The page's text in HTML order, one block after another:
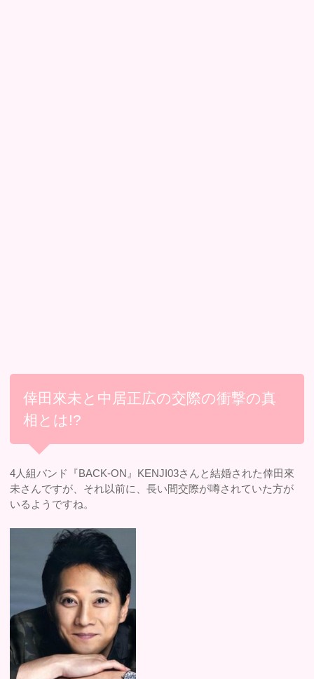
倖田來未と中居正広の交際の衝撃の真
相とは!?
4人組バンド『BACK-ON』KENJI03さんと結婚された倖田來
未さんですが、それ以前に、長い間交際が噂されていた方が
いるようですね。